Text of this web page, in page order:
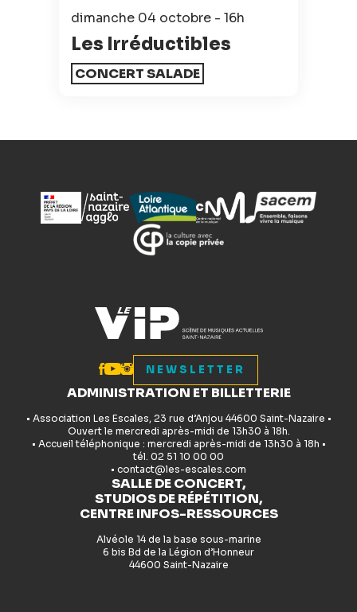
dimanche 04 octobre - 16h
Les Irréductibles
CONCERT SALADE
NEWSLETTER
ADMINISTRATION ET BILLETTERIE
• Association Les Escales, 23 rue d’Anjou 44600 Saint-Nazaire •
Ouvert le mercredi après-midi de 13h30 à 18h.
• Accueil téléphonique : mercredi après-midi de 13h30 à 18h •
tél. 02 51 10 00 00
• contact@les-escales.com
SALLE DE CONCERT,
STUDIOS DE RÉPÉTITION,
CENTRE INFOS-RESSOURCES
Alvéole 14 de la base sous-marine
6 bis Bd de la Légion d’Honneur
44600 Saint-Nazaire